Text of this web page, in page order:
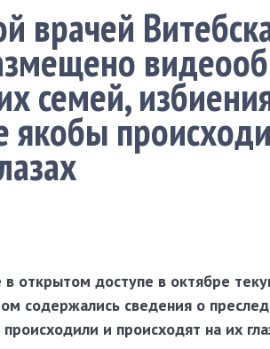
врачей
семей,
якобы
открытом доступе в октябре
содержались сведения о
и происходят на их